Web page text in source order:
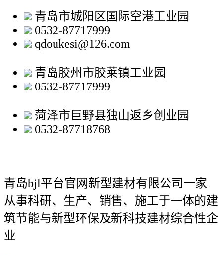
青岛市城阳区国际空港工业园
0532-87717999
qdoukesi@126.com
青岛胶州市胶莱镇工业园
0532-87717999
菏泽市巨野县独山返乡创业园
0532-87718768
青岛bjl平台官网新型建材有限公司一家
从事科研、生产、销售、施工于一体的建
筑节能与新型环保及新科技建材综合性企
业